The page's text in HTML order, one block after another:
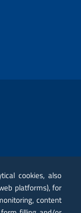
cookies, also
platforms), for
content